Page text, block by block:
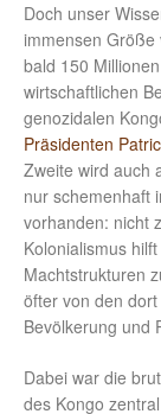
Doch unser
immensen
bald 150
wirtschaftlichen
genozidalen
Präsidenten
Zweite wird auch
nur schemenhaft
vorhanden: nicht
Kolonialismus
Machtstrukturen
öfter von den
Bevölkerung und
Dabei war die
des Kongo